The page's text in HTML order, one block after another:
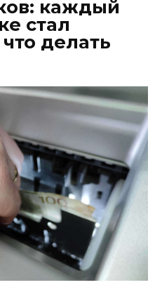
каждый
стал
делать